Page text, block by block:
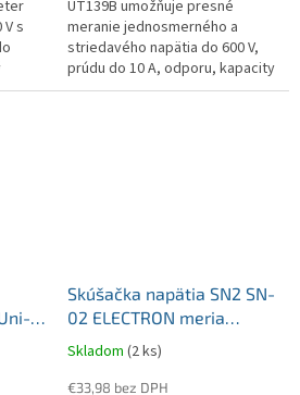
s
UT139B umožňuje presné
meranie jednosmerného a
striedavého napätia do 600 V,
prúdu do 10 A, odporu, kapacity
a frekvencie. Jeho vysoká
T
Skúšačka napätia SN2 SN-
02 ELECTRON meria
napätie 690 V AC aj DC
akustický signál
Skladom (2 ks)
€33,98 bez DPH